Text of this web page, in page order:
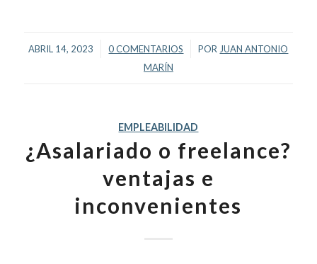
ABRIL 14, 2023
/ 0 COMENTARIOS
/ POR JUAN ANTONIO
MARÍN
EMPLEABILIDAD
¿Asalariado o freelance?
ventajas e
inconvenientes